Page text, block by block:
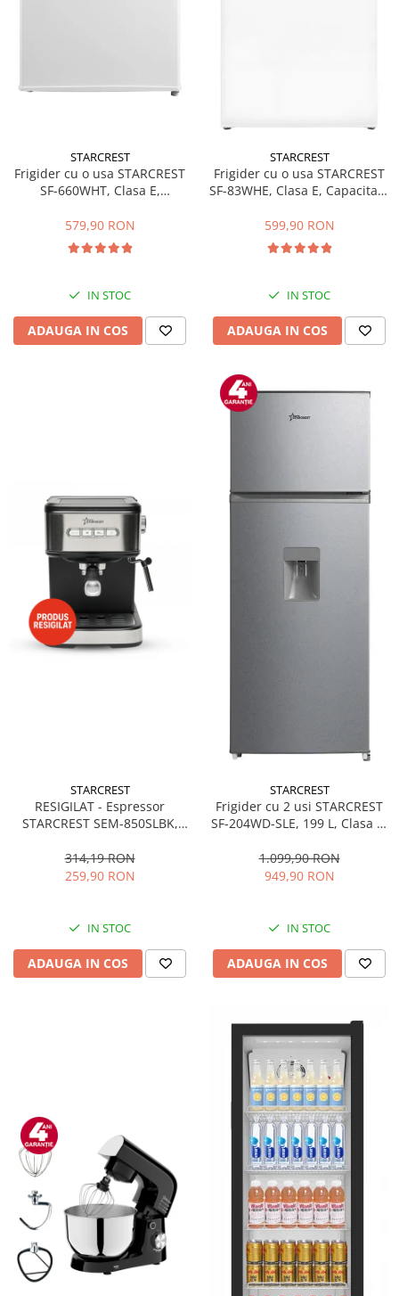
STARCREST
Frigider cu o usa STARCREST
SF-660WHT, Clasa E,
579,90 RON
IN STOC
ADAUGA IN COS
STARCREST
Frigider cu o usa STARCREST
SF-83WHE, Clasa E, Capacitate
Compartiment gheata, H 85
cm, Alb
599,90 RON
IN STOC
ADAUGA IN COS
STARCREST
RESIGILAT - Espressor
STARCREST SEM-850SLBK,
detasabil 1.5L, dispozitiv
spumare, filtru dublu din
314,19 RON
259,90 RON
IN STOC
ADAUGA IN COS
STARCREST
Frigider cu 2 usi STARCREST
SF-204WD-SLE, 199 L, Clasa E,
Termostat Ajustabil, Usi
reversibile, H 143 cm, Argintiu
1.099,90 RON
949,90 RON
IN STOC
ADAUGA IN COS